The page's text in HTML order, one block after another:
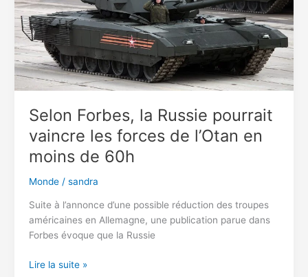
fois
Selon Forbes, la Russie pourrait
vaincre les forces de l’Otan en
moins de 60h
Monde/ sandra
Suite à l’annonce d’une possible réduction des troupes
américaines en Allemagne, une publication parue dans
Forbes évoque que la Russie
Selon
Lire la suite »